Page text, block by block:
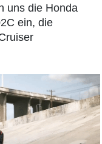
uns die Honda
ein, die